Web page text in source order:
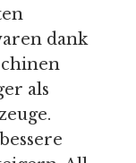
dank
als